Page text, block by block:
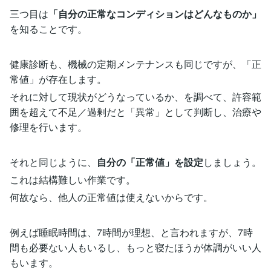
三つ目は 「自分の正常なコンディションはどんなものか」
を知ることです。
健康診断も、機械の定期メンテナンスも同じですが、「正
常値」が存在します。
それに対して現状がどうなっているか、を調べて、許容範
囲を超えて不足／過剰だと「異常」として判断し、治療や
修理を行います。
それと同じように、 自分の「正常値」を設定しましょう。
これは結構難しい作業です。
何故なら、他人の正常値は使えないからです。
例えば睡眠時間は、7時間が理想、と言われますが、7時
間も必要ない人もいるし、もっと寝たほうが体調がいい人
もいます。